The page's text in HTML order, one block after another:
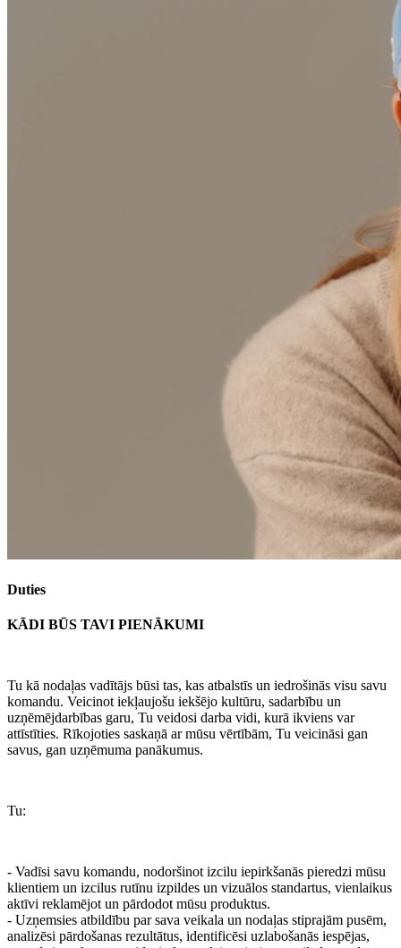
Duties
KĀDI BŪS TAVI PIENĀKUMI
Tu kā nodaļas vadītājs būsi tas, kas atbalstīs un iedrošinās visu savu
komandu. Veicinot iekļaujošu iekšējo kultūru, sadarbību un
uzņēmējdarbības garu, Tu veidosi darba vidi, kurā ikviens var
attīstīties. Rīkojoties saskaņā ar mūsu vērtībām, Tu veicināsi gan
savus, gan uzņēmuma panākumus.
Tu:
- Vadīsi savu komandu, nodoršinot izcilu iepirkšanās pieredzi mūsu
klientiem un izcilus rutīnu izpildes un vizuālos standartus, vienlaikus
aktīvi reklamējot un pārdodot mūsu produktus.
- Uzņemsies atbildību par sava veikala un nodaļas stiprajām pusēm,
analizēsi pārdošanas rezultātus, identificēsi uzlabošanās iespējas,